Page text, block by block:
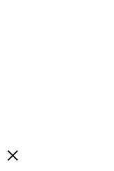
×